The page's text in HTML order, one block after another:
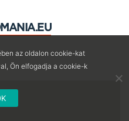
az oldalon cookie-kat
Ön elfogadja a cookie-k